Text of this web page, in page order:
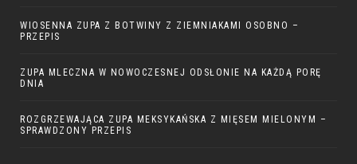
WIOSENNA ZUPA Z BOTWINY Z ZIEMNIAKAMI OSOBNO –
PRZEPIS
ZUPA MLECZNA W NOWOCZESNEJ ODSŁONIE NA KAŻDĄ PORĘ
DNIA
ROZGRZEWAJĄCA ZUPA MEKSYKAŃSKA Z MIĘSEM MIELONYM –
SPRAWDZONY PRZEPIS